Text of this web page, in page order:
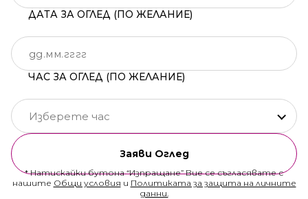
ДАТА ЗА ОГЛЕД (ПО ЖЕЛАНИЕ)
ЧАС ЗА ОГЛЕД (ПО ЖЕЛАНИЕ)
Изберете час
Заяви Оглед
* Натискайки бутона “Изпращане” Вие се съгласявате с
нашите Общи условия и Политиката за защита на личните
данни.